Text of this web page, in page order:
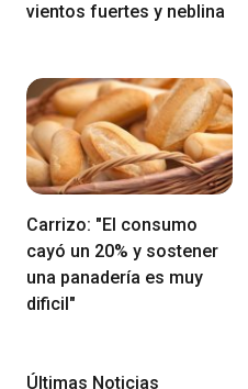
vientos fuertes y neblina
Carrizo: "El consumo
cayó un 20% y sostener
una panadería es muy
dificil"
Últimas Noticias